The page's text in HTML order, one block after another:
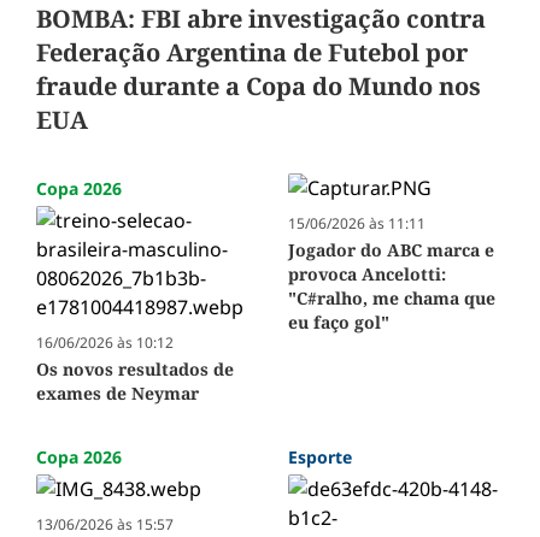
BOMBA: FBI abre investigação contra
Federação Argentina de Futebol por
fraude durante a Copa do Mundo nos
EUA
Copa 2026
16/06/2026 às 10:12
Os novos resultados de
exames de Neymar
15/06/2026 às 11:11
Jogador do ABC marca e
provoca Ancelotti:
"C#ralho, me chama que
eu faço gol"
Copa 2026
13/06/2026 às 15:57
Esporte